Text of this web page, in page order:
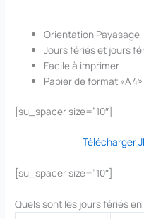
Orientation Payasage
Jours fériés et jours
Facile à imprimer
Papier de format «A4»
[su_spacer size=”10″]
Télécharger
[su_spacer size=”10″]
Quels sont les jours fériés